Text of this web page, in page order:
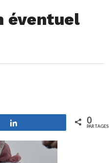
éventuel
0
PARTAGES